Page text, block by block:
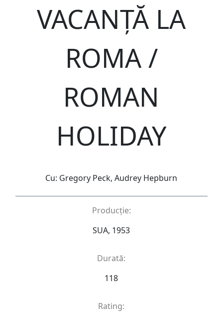
VACANȚĂ LA
ROMA /
ROMAN
HOLIDAY
Cu: Gregory Peck, Audrey Hepburn
Producție:
SUA, 1953
Durată:
118
Rating: